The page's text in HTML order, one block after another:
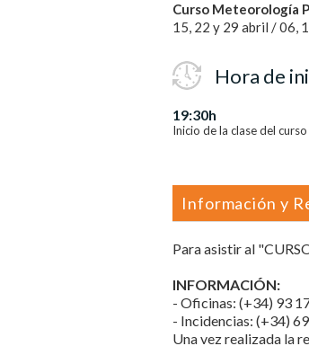
Curso Meteorología
15, 22 y 29 abril / 06,
Hora de
19:30h
Inicio de la clase del curso
Información y
Para asistir al
INFORMACIÓN:
- Oficinas: (+34) 93
- Incidencias: (+34)
Una vez realizada la